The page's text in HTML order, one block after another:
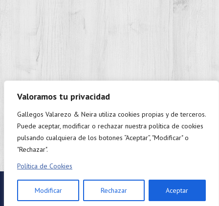
Valoramos tu privacidad
Gallegos Valarezo & Neira utiliza cookies propias y de terceros.
Puede aceptar, modificar o rechazar nuestra política de cookies
pulsando cualquiera de los botones “Aceptar”, "Modificar" o
"Rechazar".
Política de Cookies
Modificar Rechazar Aceptar
+593 98 937 9888
Monday to Friday: 9:00 - 18:00.
Linkedin
Facebook
©2024 Gallegos Valarezo & Neira.